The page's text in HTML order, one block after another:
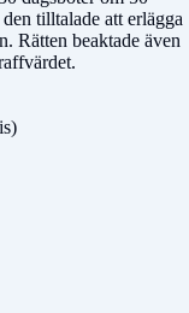
tilltalade att erlägga
Rätten beaktade även